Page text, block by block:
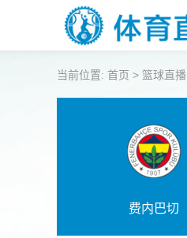
当前位置: 首页 > 篮球直播
费内巴切